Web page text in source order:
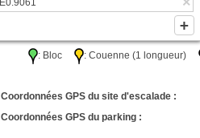
: Bloc : Couenne (1 longueur)
Coordonnées GPS du site d'escalade :
Coordonnées GPS du parking :